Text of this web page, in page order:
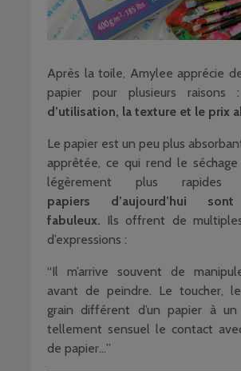
Après la toile, Amylee apprécie
papier pour plusieurs raisons
d’utilisation, la texture et le prix
Le papier est un peu plus
apprêtée, ce qui rend le
légèrement plus
papiers d’aujourd’hui
fabuleux. Ils offrent de
d’expressions :
“Il m’arrive souvent de
avant de peindre. Le toucher,
grain différent d’un papier à un
tellement sensuel le contact
de papier…”